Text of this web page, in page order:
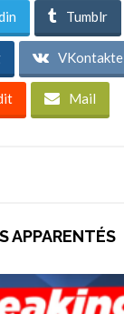
Tumblr
VKontakte
Mail
APPARENTÉS